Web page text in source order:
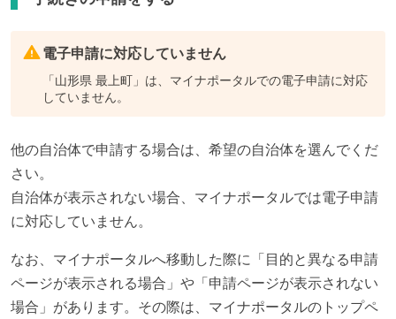
電子申請に対応していません
「山形県 最上町 」は、マイナポータルでの電子申請に対応
していません。
他の自治体で申請する場合は、希望の自治体を選んでくだ
さい。
自治体が表示されない場合、マイナポータルでは電子申請
に対応していません。
なお、マイナポータルへ移動した際に「目的と異なる申請
ページが表示される場合」や「申請ページが表示されない
場合」があります。その際は、マイナポータルのトップペ